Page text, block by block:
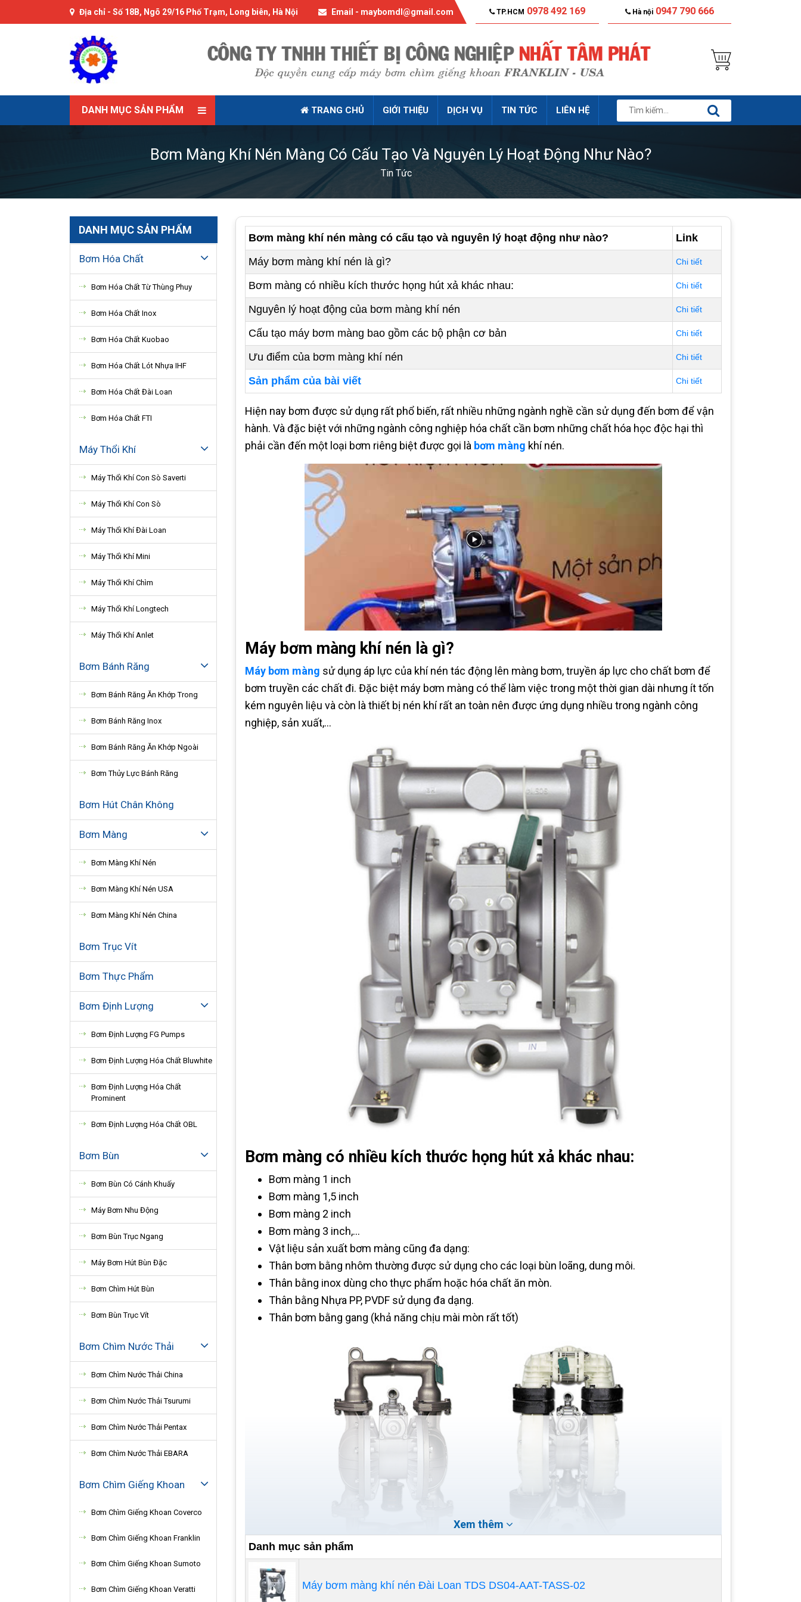
Địa chỉ - Số 18B, Ngõ 29/16 Phố Trạm, Long biên, Hà Nội Email - maybomdl@gmail.com TP.HCM 0978 492 169 Hà nội 0947 790 666
DANH MỤC SẢN PHẨM TRANG CHỦ GIỚI THIỆU DỊCH VỤ TIN TỨC LIÊN HỆ
Bơm Màng Khí Nén Màng Có Cấu Tạo Và Nguyên Lý Hoạt Động Như Nào?
Tin Tức
DANH MỤC SẢN PHẨM
Bơm Hóa Chất
Bơm Hóa Chất Từ Thùng Phuy
Bơm Hóa Chất Inox
Bơm Hóa Chất Kuobao
Bơm Hóa Chất Lót Nhựa IHF
Bơm Hóa Chất Đài Loan
Bơm Hóa Chất FTI
Máy Thổi Khí
Máy Thổi Khí Con Sò Saverti
Máy Thổi Khí Con Sò
Máy Thổi Khí Đài Loan
Máy Thổi Khí Mini
Máy Thổi Khí Chìm
Máy Thổi Khí Longtech
Máy Thổi Khí Anlet
Bơm Bánh Răng
Bơm Bánh Răng Ăn Khớp Trong
Bơm Bánh Răng Inox
Bơm Bánh Răng Ăn Khớp Ngoài
Bơm Thủy Lực Bánh Răng
Bơm Hút Chân Không
Bơm Màng
Bơm Màng Khí Nén
Bơm Màng Khí Nén USA
Bơm Màng Khí Nén China
Bơm Trục Vít
Bơm Thực Phẩm
Bơm Định Lượng
Bơm Định Lượng FG Pumps
Bơm Định Lượng Hóa Chất Bluwhite
Bơm Định Lượng Hóa Chất
Prominent
Bơm Định Lượng Hóa Chất OBL
Bơm Bùn
Bơm Bùn Có Cánh Khuấy
Máy Bơm Nhu Động
Bơm Bùn Trục Ngang
Máy Bơm Hút Bùn Đặc
Bơm Chìm Hút Bùn
Bơm Bùn Trục Vít
Bơm Chìm Nước Thải
Bơm Chìm Nước Thải China
Bơm Chìm Nước Thải Tsurumi
Bơm Chìm Nước Thải Pentax
Bơm Chìm Nước Thải EBARA
Bơm Chìm Giếng Khoan
Bơm Chìm Giếng Khoan Coverco
Bơm Chìm Giếng Khoan Franklin
Bơm Chìm Giếng Khoan Sumoto
Bơm Chìm Giếng Khoan Veratti
Bơm màng khí nén màng có cấu tạo và nguyên lý hoạt động như nào?
Link
Máy bơm màng khí nén là gì?
Chi tiết
Bơm màng có nhiều kích thước họng hút xả khác nhau: Chi tiết
Nguyên lý hoạt động của bơm màng khí nén Chi tiết
Cấu tạo máy bơm màng bao gồm các bộ phận cơ bản Chi tiết
Ưu điểm của bơm màng khí nén Chi tiết
Sản phẩm của bài viết Chi tiết
Hiện nay bơm được sử dụng rất phổ biến, rất nhiều những ngành nghề cần sử dụng đến bơm để vận
hành. Và đặc biệt với những ngành công nghiệp hóa chất cần bơm những chất hóa học độc hại thì
phải cần đến một loại bơm riêng biệt được gọi là bơm màng khí nén.
Máy bơm màng khí nén là gì?
Máy bơm màng sử dụng áp lực của khí nén tác động lên màng bơm, truyền áp lực cho chất bơm để
bơm truyền các chất đi. Đặc biệt máy bơm màng có thể làm việc trong một thời gian dài nhưng ít tốn
kém nguyên liệu và còn là thiết bị nén khí rất an toàn nên được ứng dụng nhiều trong ngành công
nghiệp, sản xuất,…
Bơm màng có nhiều kích thước họng hút xả khác nhau:
Bơm màng 1 inch
Bơm màng 1,5 inch
Bơm màng 2 inch
Bơm màng 3 inch,...
Vật liệu sản xuất bơm màng cũng đa dạng:
Thân bơm bằng nhôm thường được sử dụng cho các loại bùn loãng, dung môi.
Thân bằng inox dùng cho thực phẩm hoặc hóa chất ăn mòn.
Thân bằng Nhựa PP, PVDF sử dụng đa dạng.
Thân bơm bằng gang (khả năng chịu mài mòn rất tốt)
Nguyên lý hoạt động của bơm màng khí nén
Xem thêm
Danh mục sản phẩm
Máy bơm màng khí nén Đài Loan TDS DS04-AAT-TASS-02